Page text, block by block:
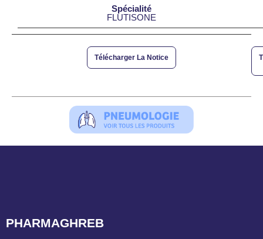
Spécialité
FLUTISONE
Télécharger La Notice
PHARMAGHREB